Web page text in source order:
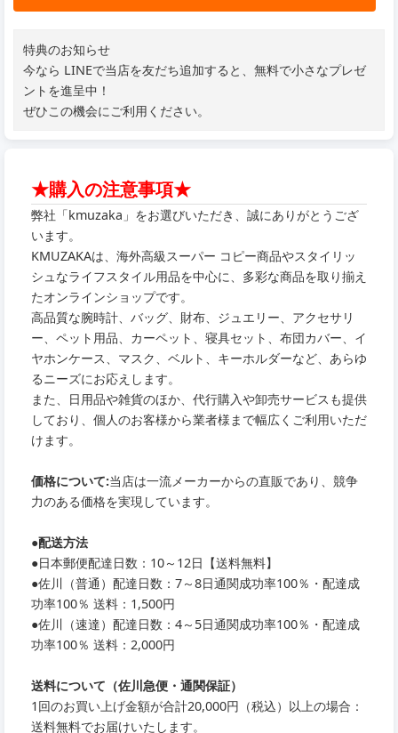
特典のお知らせ
今なら LINEで当店を友だち追加すると、無料で小さなプレゼ
ントを進呈中！
ぜひこの機会にご利用ください。
★購入の注意事項★
弊社「kmuzaka」をお選びいただき、誠にありがとうござ
います。
KMUZAKAは、海外高級スーパー コピー商品やスタイリッ
シュなライフスタイル用品を中心に、多彩な商品を取り揃え
たオンラインショップです。
高品質な腕時計、バッグ、財布、ジュエリー、アクセサリ
ー、ペット用品、カーペット、寝具セット、布団カバー、イ
ヤホンケース、マスク、ベルト、キーホルダーなど、あらゆ
るニーズにお応えします。
また、日用品や雑貨のほか、代行購入や卸売サービスも提供
しており、個人のお客様から業者様まで幅広くご利用いただ
けます。
価格について:当店は一流メーカーからの直販であり、競争
力のある価格を実現しています。
●配送方法
●日本郵便配達日数：10～12日【送料無料】
●佐川（普通）配達日数：7～8日通関成功率100％・配達成
功率100％ 送料：1,500円
●佐川（速達）配達日数：4～5日通関成功率100％・配達成
功率100％ 送料：2,000円
送料について（佐川急便・通関保証）
1回のお買い上げ金額が合計20,000円（税込）以上の場合：
送料無料でお届けいたします。